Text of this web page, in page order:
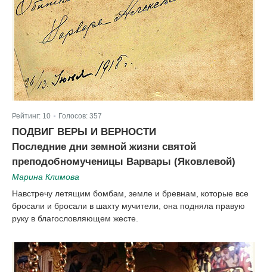
Рейтинг: 10 Голосов: 357
ПОДВИГ ВЕРЫ И ВЕРНОСТИ
Последние дни земной жизни святой
преподобномученицы Варвары (Яковлевой)
Марина Климова
Навстречу летящим бомбам, земле и бревнам, которые все
бросали и бросали в шахту мучители, она подняла правую
руку в благословляющем жесте.